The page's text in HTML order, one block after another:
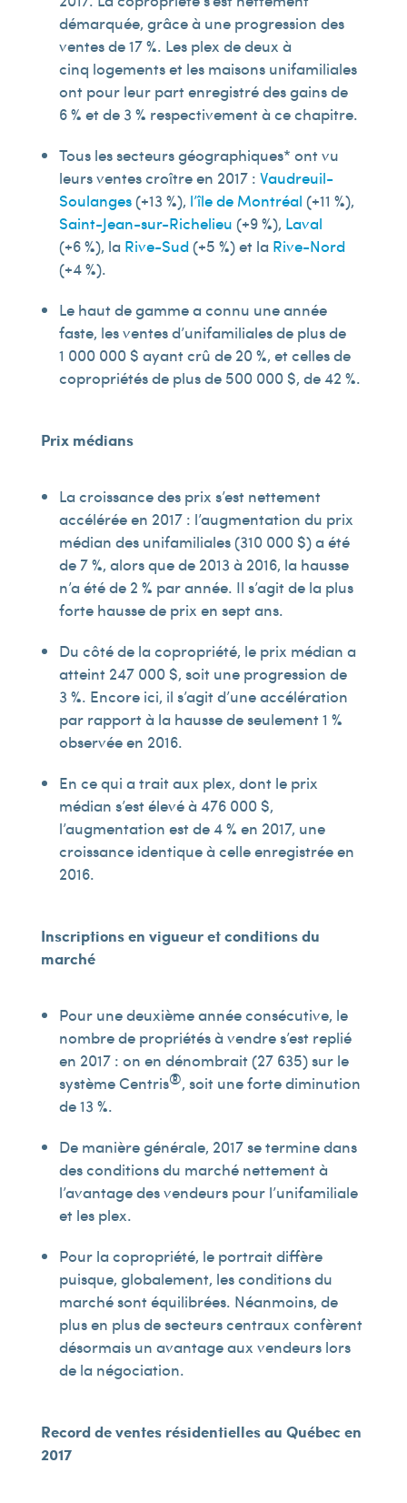
démarquée, grâce à une progression des
ventes de 17 %. Les plex de deux à
cinq logements et les maisons unifamiliales
ont pour leur part enregistré des gains de
6 % et de 3 % respectivement à ce chapitre.
Tous les secteurs géographiques* ont vu
leurs ventes croître en 2017 : Vaudreuil-
Soulanges(+13 %), l’île de Montréal (+11 %),
Saint-Jean-sur-Richelieu (+9 %), Laval
(+6 %), la Rive-Sud(+5 %) et la Rive-Nord
(+4 %).
Le haut de gamme a connu une année
faste, les ventes d’unifamiliales de plus de
1 000 000 $ ayant crû de 20 %, et celles de
copropriétés de plus de 500 000 $, de 42 %.
Prix médians
La croissance des prix s’est nettement
accélérée en 2017 : l’augmentation du prix
médian des unifamiliales (310 000 $) a été
de 7 %, alors que de 2013 à 2016, la hausse
n’a été de 2 % par année. Il s’agit de la plus
forte hausse de prix en sept ans.
Du côté de la copropriété, le prix médian a
atteint 247 000 $, soit une progression de
3 %. Encore ici, il s’agit d’une accélération
par rapport à la hausse de seulement 1 %
observée en 2016.
En ce qui a trait aux plex, dont le prix
médian s’est élevé à 476 000 $,
l’augmentation est de 4 % en 2017, une
croissance identique à celle enregistrée en
2016.
Inscriptions en vigueur et conditions du
marché
Pour une deuxième année consécutive, le
nombre de propriétés à vendre s’est replié
en 2017 : on en dénombrait (27 635) sur le
système Centris®, soit une forte diminution
de 13 %.
De manière générale, 2017 se termine dans
des conditions du marché nettement à
l’avantage des vendeurs pour l’unifamiliale
et les plex.
Pour la copropriété, le portrait diffère
puisque, globalement, les conditions du
marché sont équilibrées. Néanmoins, de
plus en plus de secteurs centraux confèrent
désormais un avantage aux vendeurs lors
de la négociation.
Record de ventes résidentielles au Québec en
2017